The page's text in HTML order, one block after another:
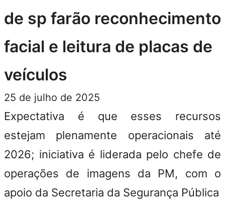
de sp farão reconhecimento
facial e leitura de placas de
veículos
25 de julho de 2025
Expectativa é que esses recursos
estejam plenamente operacionais até
2026; iniciativa é liderada pelo chefe de
operações de imagens da PM, com o
apoio da Secretaria da Segurança Pública